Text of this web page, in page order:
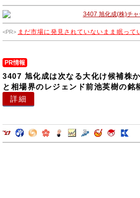
まだ市場に発見されていないまま眠って
PR情報
3407 旭化成は次なる大化け候補株
と相場界のレジェンド前池英樹の銘
詳細